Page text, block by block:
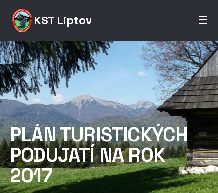
KST Liptov ☰
PLÁN TURISTICKÝCH
PODUJATÍ NA ROK
2017